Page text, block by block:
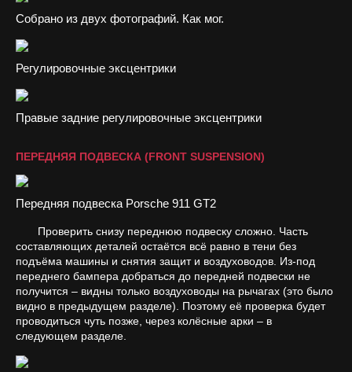
Собрано из двух фотографий. Как мог.
Регулировочные эксцентрики
Правые задние регулировочные эксцентрики
ПЕРЕДНЯЯ ПОДВЕСКА (FRONT SUSPENSION)
Передняя подвеска Porsche 911 GT2
Проверить снизу переднюю подвеску сложно. Часть
составляющих деталей остаётся всё равно в тени без
подъёма машины и снятия защит и воздуховодов. Из-под
переднего бампера добраться до передней подвески не
получится – видны только воздуховоды на рычагах (это было
видно в предыдущем разделе). Поэтому её проверка будет
проводиться чуть позже, через колёсные арки – в
следующем разделе.